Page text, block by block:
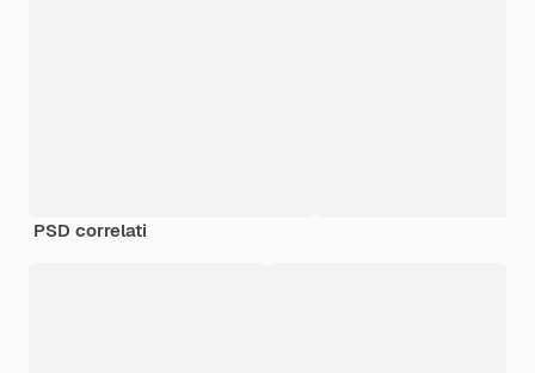
PSD correlati